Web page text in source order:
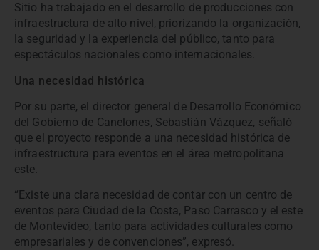
Sitio ha trabajado en el desarrollo de producciones con
infraestructura de alto nivel, priorizando la organización,
la seguridad y la experiencia del público, tanto para
espectáculos nacionales como internacionales.
Una necesidad histórica
Por su parte, el director general de Desarrollo Económico
del Gobierno de Canelones, Sebastián Vázquez, señaló
que el proyecto responde a una necesidad histórica de
infraestructura para eventos en el área metropolitana
este.
“Existe una clara necesidad de contar con un centro de
eventos para Ciudad de la Costa, Paso Carrasco y el este
de Montevideo, tanto para actividades culturales como
empresariales y de convenciones”, expresó.